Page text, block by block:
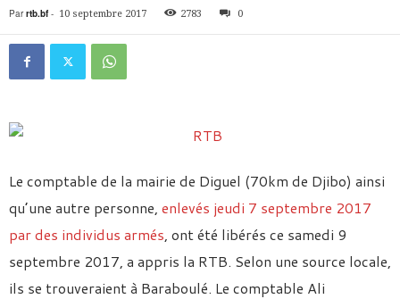
Par rtb.bf- 10 septembre 2017 2783 0
Le comptable de la mairie de Diguel (70km de Djibo) ainsi
qu’une autre personne, enlevés jeudi 7 septembre 2017
par des individus armés, ont été libérés ce samedi 9
septembre 2017, a appris la RTB. Selon une source locale,
ils se trouveraient à Baraboulé. Le comptable Ali